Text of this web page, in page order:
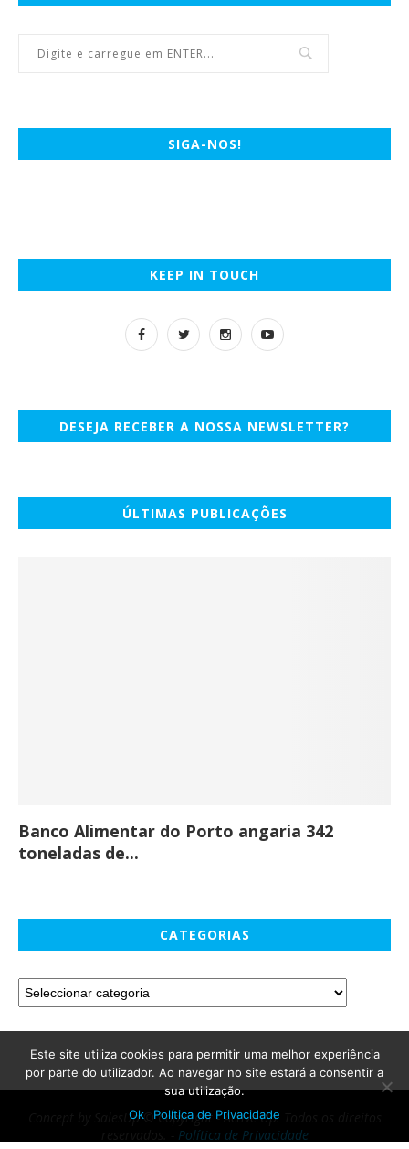
SIGA-NOS!
KEEP IN TOUCH
DESEJA RECEBER A NOSSA NEWSLETTER?
ÚLTIMAS PUBLICAÇÕES
Banco Alimentar do Porto angaria 342
toneladas de...
CATEGORIAS
Concept by SalesUp © Copyright - Active Up. Todos os direitos
Política de Privacidade
Este site utiliza cookies para permitir uma melhor experiência
por parte do utilizador. Ao navegar no site estará a consentir a
sua utilização.
Ok
Política de Privacidade